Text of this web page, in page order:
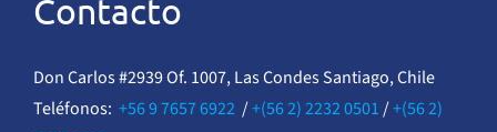
Contacto
Don Carlos #2939 Of. 1007, Las Condes Santiago, Chile
Teléfonos: +56 9 7657 6922/+(56 2) 2232 0501/+(56 2)